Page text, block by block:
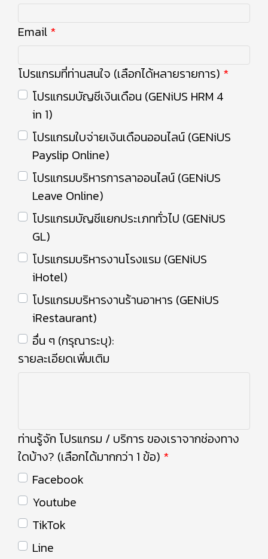
Email
โปรแกรมที่ท่านสนใจ (เลือกได้หลายรายการ)
โปรแกรมบัญชีเงินเดือน (GENiUS HRM 4
in 1)
โปรแกรมใบจ่ายเงินเดือนออนไลน์ (GENiUS
Payslip Online)
โปรแกรมบริหารการลาออนไลน์ (GENiUS
Leave Online)
โปรแกรมบัญชีแยกประเภททั่วไป (GENiUS
GL)
โปรแกรมบริหารงานโรงแรม (GENiUS
iHotel)
โปรแกรมบริหารงานร้านอาหาร (GENiUS
iRestaurant)
อื่น ๆ (กรุณาระบุ):
รายละเอียดเพิ่มเติม
ท่านรู้จัก โปรแกรม / บริการ ของเราจากช่องทาง
ใดบ้าง? (เลือกได้มากกว่า 1 ข้อ)
Facebook
Youtube
TikTok
Line